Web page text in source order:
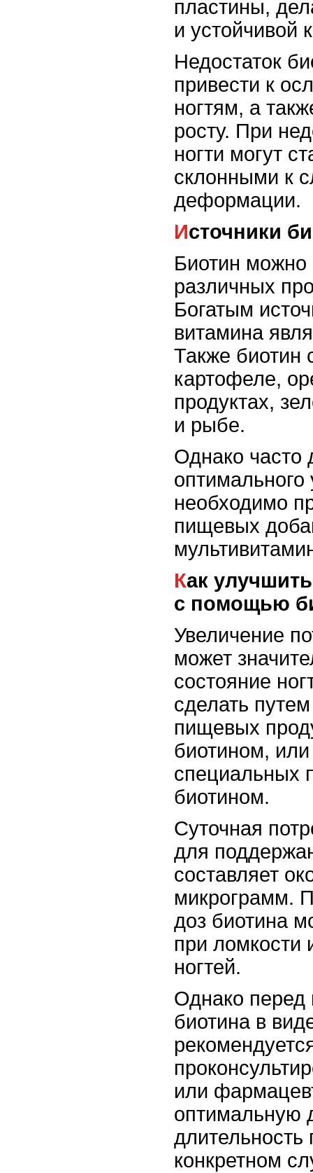
пластины,
и устойчивой
Недостаток
привести к
ногтям, а
росту. При
ногти могут
склонными к
деформации.
Источники
Биотин можно
различных
Богатым
витамина
Также биотин
картофеле,
продуктах,
и рыбе.
Однако часто
оптимального
необходимо
пищевых
Как улучшить состояние ногтей
с помощью
Увеличение
может
состояние
сделать
пищевых
биотином,
специальных
биотином.
Суточная
для
составляет
микрограмм.
доз биотина
при ломкости
ногтей.
Однако
биотина в
или
оптимальную
конкретном